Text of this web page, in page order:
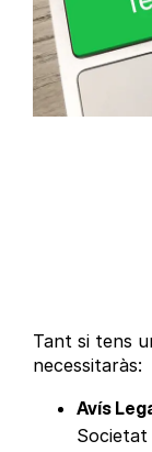
Tant si tens
necessitaràs:
Avís
Societat